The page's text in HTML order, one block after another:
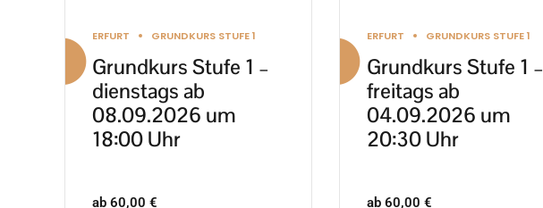
ERFURT GRUNDKURS STUFE 1
Grundkurs Stufe 1 –
dienstags ab
08.09.2026 um
18:00 Uhr
ab 60,00 €
gewählt
werden
ERFURT GRUNDKURS STUFE 1
Grundkurs Stufe 1 –
freitags ab
04.09.2026 um
20:30 Uhr
ab 60,00 €
gewählt
werden